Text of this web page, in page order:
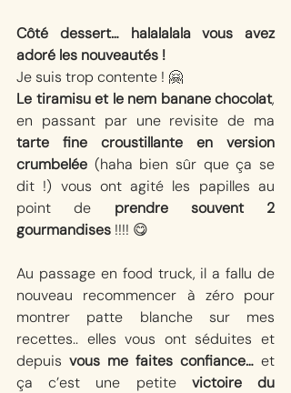
Côté dessert… halalalala vous avez
adoré les nouveautés !
Je suis trop contente ! 🤗
Le tiramisu et le nem banane chocolat,
tarte fine croustillante en version
crumbelée (haha bien sûr que ça se
dit !) vous ont agité les papilles au
point de prendre souvent 2
gourmandises !!!! 😋
Au passage en food truck, il a fallu de
nouveau recommencer à zéro pour
montrer patte blanche sur mes
recettes.. elles vous ont séduites et
depuis vous me faites confiance… et
ça c’est une petite victoire du